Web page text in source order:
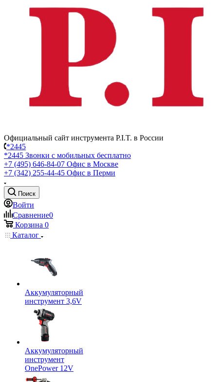
Официальный сайт инструмента P.I.T. в России
*2445
*2445 Звонки с мобильных бесплатно
+7 (495) 646-84-07 Офис в Москве
+7 (342) 255-44-45 Офис в Перми
Поиск
Войти
Сравнение0
Корзина 0
Каталог
Аккумуляторный
инструмент 3,6V
Аккумуляторный
инструмент
OnePower 12V